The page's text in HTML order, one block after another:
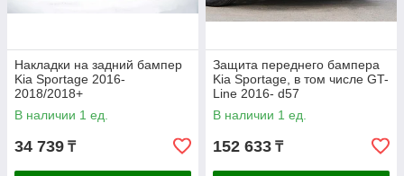
Накладки на задний бампер
Kia Sportage 2016-
2018/2018+
В наличии 1 ед.
34 739 ₸
Защита переднего бампера
Kia Sportage, в том числе GT-
Line 2016- d57
В наличии 1 ед.
152 633 ₸